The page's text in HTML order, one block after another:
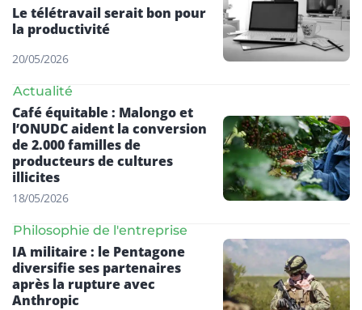
Le télétravail serait bon pour
la productivité
20/05/2026
Actualité
Café équitable : Malongo et
l’ONUDC aident la conversion
de 2.000 familles de
producteurs de cultures
illicites
18/05/2026
Philosophie de l'entreprise
IA militaire : le Pentagone
diversifie ses partenaires
après la rupture avec
Anthropic